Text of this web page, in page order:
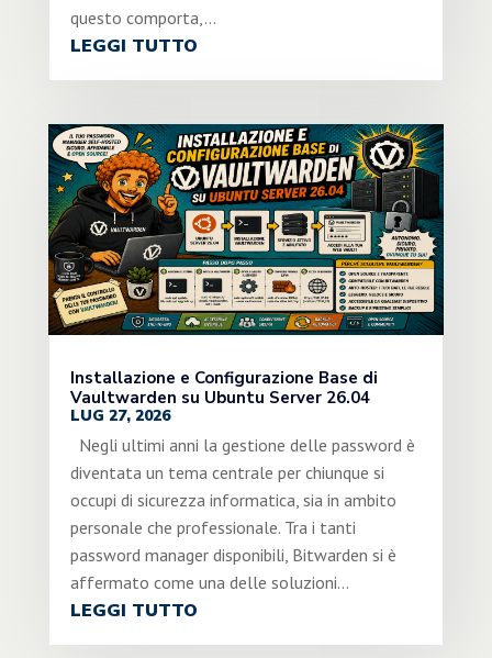
questo comporta,...
LEGGI TUTTO
Installazione e Configurazione Base di
Vaultwarden su Ubuntu Server 26.04
LUG 27, 2026
Negli ultimi anni la gestione delle password è
diventata un tema centrale per chiunque si
occupi di sicurezza informatica, sia in ambito
personale che professionale. Tra i tanti
password manager disponibili, Bitwarden si è
affermato come una delle soluzioni...
LEGGI TUTTO